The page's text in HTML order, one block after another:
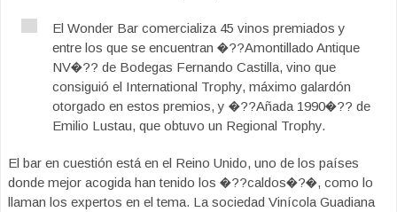
El Wonder Bar comercializa 45 vinos premiados y
entre los que se encuentran �??Amontillado Antique
NV�?? de Bodegas Fernando Castilla, vino que
consiguió el International Trophy, máximo galardón
otorgado en estos premios, y �??Añada 1990�?? de
Emilio Lustau, que obtuvo un Regional Trophy.
El bar en cuestión está en el Reino Unido, uno de los países
donde mejor acogida han tenido los �??caldos�?�, como lo
llaman los expertos en el tema. La sociedad Vinícola Guadiana